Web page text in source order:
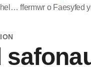
ffermwr o Faesyfed